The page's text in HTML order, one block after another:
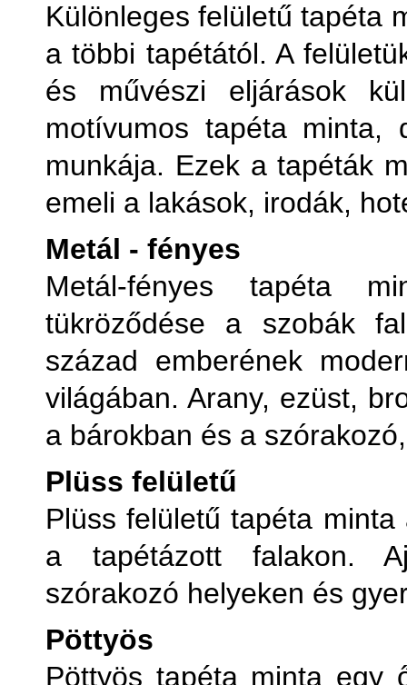
Különleges felületű tapéta
a többi tapétától. A
és művészi eljárások
motívumos tapéta minta,
munkája. Ezek a tapéták
emeli a lakások, irodák,
Metál - fényes
Metál-fényes tapéta
tükröződése a szobák
század emberének
világában. Arany, ezüst,
a bárokban és a
Plüss felületű
Plüss felületű tapéta
a tapétázott falakon.
szórakozó helyeken és
Pöttyös
Pöttyös tapéta minta egy